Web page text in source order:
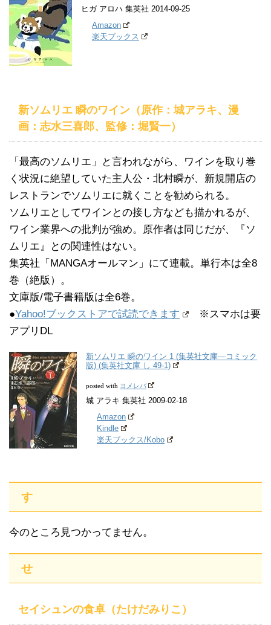
ヒガ アロハ 集英社 2014-09-25
Amazon
楽天ブックス
新ソムリエ 瞬のワイン（原作：城アラキ、漫
画：志水三喜郎、監修：堀賢一）
「最高のソムリエ」と言われながら、ワインを取り巻
く状況に絶望していた主人公・北村瞬が、新規開店の
レストランでソムリエに就くことを勧められる。
ソムリエとしてワインとの接し方なども描かれるが、
ワイン業界への批判が強め。原作者は同じだが、『ソ
ムリエ』との関連性はない。
集英社「MANGAオールマン」にて連載。単行本は全8
巻（絶版）。
文庫版/電子書籍版は全6巻。
●Yahoo!ブックストアで試読できます
※スマホは要
アプリDL
新ソムリエ 瞬のワイン 1 (集英社文庫―コミック
版) (集英社文庫 し 49-1)
posted with ヨメレバ
城 アラキ 集英社 2009-02-18
Amazon
Kindle
楽天ブックス/Kobo
す
今のところ見つかってません。
せ
セイシュンの食卓（たけだみりこ）